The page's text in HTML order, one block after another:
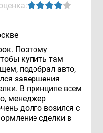
оценка:
Поэтому
купить там
подобрал авто,
завершения
В принципе всем
менеджер
долго возился с
сделки в